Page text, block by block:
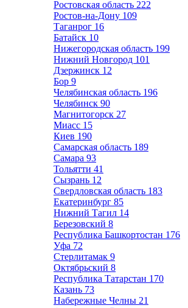
Ростовская область 222
Ростов-на-Дону 109
Таганрог 16
Батайск 10
Нижегородская область 199
Нижний Новгород 101
Дзержинск 12
Бор 9
Челябинская область 196
Челябинск 90
Магнитогорск 27
Миасс 15
Киев 190
Самарская область 189
Самара 93
Тольятти 41
Сызрань 12
Свердловская область 183
Екатеринбург 85
Нижний Тагил 14
Березовский 8
Республика Башкортостан 176
Уфа 72
Стерлитамак 9
Октябрьский 8
Республика Татарстан 170
Казань 73
Набережные Челны 21